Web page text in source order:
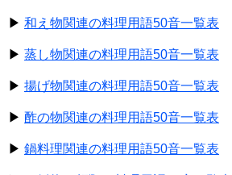
▶ 和え物関連の料理用語50音一覧表
▶ 蒸し物関連の料理用語50音一覧表
▶ 揚げ物関連の料理用語50音一覧表
▶ 酢の物関連の料理用語50音一覧表
▶ 鍋料理関連の料理用語50音一覧表